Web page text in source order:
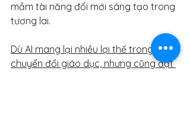
mầm tài năng đổi mới sáng tạo trong
tương lai.
Dù AI mang lại nhiều lợi thế trong việc
chuyển đổi giáo dục, nhưng cũng đặt